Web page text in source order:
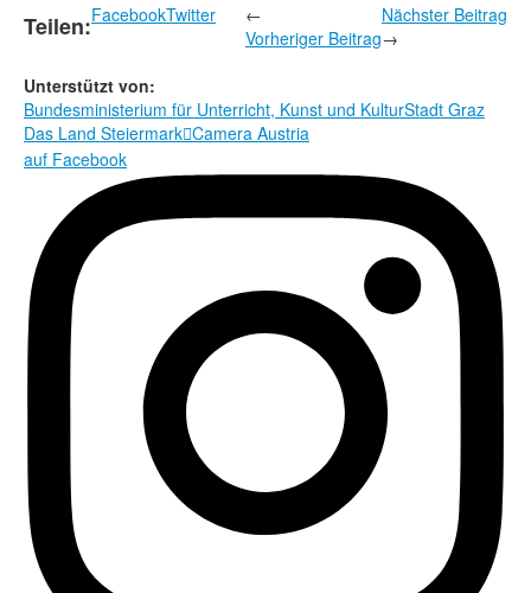
Fotoarchiv Pierre Bourdieu
Teilen:FacebookTwitter
←
Vorheriger Beitrag
Nächster Beitrag
→
Unterstützt von:
Bundesministerium für Unterricht, Kunst und KulturStadt Graz
Das Land SteiermarkCamera Austria
auf Facebook